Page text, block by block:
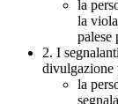
la
la
palese
2. I
divulgazione
la